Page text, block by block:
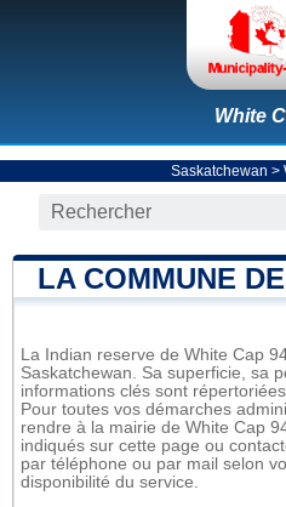
White
Saskatchewan >
LA COMMUNE
La Indian reserve de White Cap
Saskatchewan. Sa superficie, sa
informations clés sont
Pour toutes vos démarches
rendre à la mairie de White Cap
indiqués sur cette page ou
par téléphone ou par mail selon
disponibilité du service.